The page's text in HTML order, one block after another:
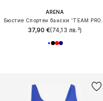
ARENA
37,90 €(74,13 лв.³)